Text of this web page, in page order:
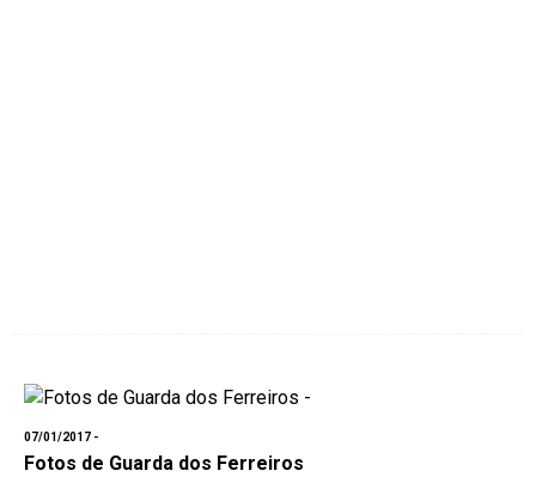
07/01/2017 -
Fotos de Guarda dos Ferreiros